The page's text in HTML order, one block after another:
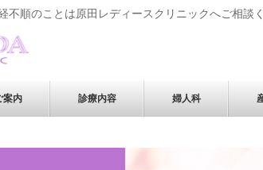
不順のことは原田レディースクリニックへご相談く
案内 診療内容 婦人科